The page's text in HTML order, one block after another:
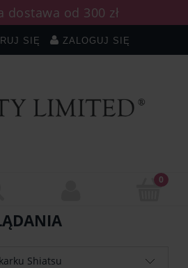
dostawa od 300 zł
SIĘ ZALOGUJ SIĘ
Shiatsu